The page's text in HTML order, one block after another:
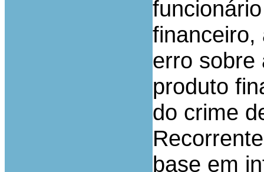
financeiro,
erro sobre
produto
do crime
base em